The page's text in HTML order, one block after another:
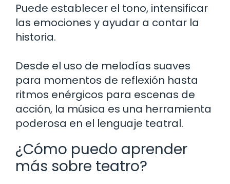
Puede establecer el tono, intensificar
las emociones y ayudar a contar la
historia.
Desde el uso de melodías suaves
para momentos de reflexión hasta
ritmos enérgicos para escenas de
acción, la música es una herramienta
poderosa en el lenguaje teatral.
¿Cómo puedo aprender
más sobre teatro?